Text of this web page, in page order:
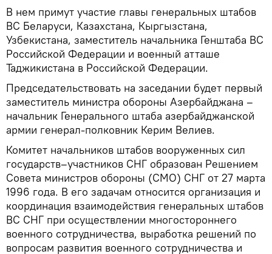
В нем примут участие главы генеральных штабов
ВС Беларуси, Казахстана, Кыргызстана,
Узбекистана, заместитель начальника Генштаба ВС
Российской Федерации и военный атташе
Таджикистана в Российской Федерации.
Председательствовать на заседании будет первый
заместитель министра обороны Азербайджана –
начальник Генерального штаба азербайджанской
армии генерал-полковник Керим Велиев.
Комитет начальников штабов вооруженных сил
государств–участников СНГ образован Решением
Совета министров обороны (СМО) СНГ от 27 марта
1996 года. В его задачам относится организация и
координация взаимодействия генеральных штабов
ВС СНГ при осуществлении многостороннего
военного сотрудничества, выработка решений по
вопросам развития военного сотрудничества и